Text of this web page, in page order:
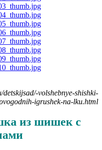
volshebnye-shishki-
igrushek-na-lku.html
из шишек с